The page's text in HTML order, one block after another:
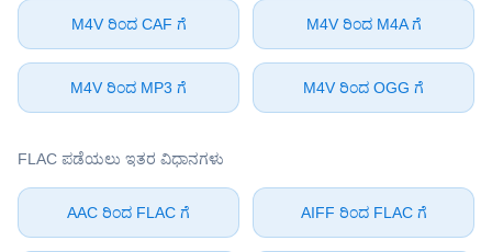
⁦M4V⁩ ರಿಂದ ⁦CAF⁩ ಗೆ ⁦M4V⁩ ರಿಂದ ⁦M4A⁩ ಗೆ
⁦M4V⁩ ರಿಂದ ⁦MP3⁩ ಗೆ ⁦M4V⁩ ರಿಂದ ⁦OGG⁩ ಗೆ
⁦FLAC⁩ ಪಡೆಯಲು ಇತರ ವಿಧಾನಗಳು
⁦AAC⁩ ರಿಂದ ⁦FLAC⁩ ಗೆ ⁦AIFF⁩ ರಿಂದ ⁦FLAC⁩ ಗೆ